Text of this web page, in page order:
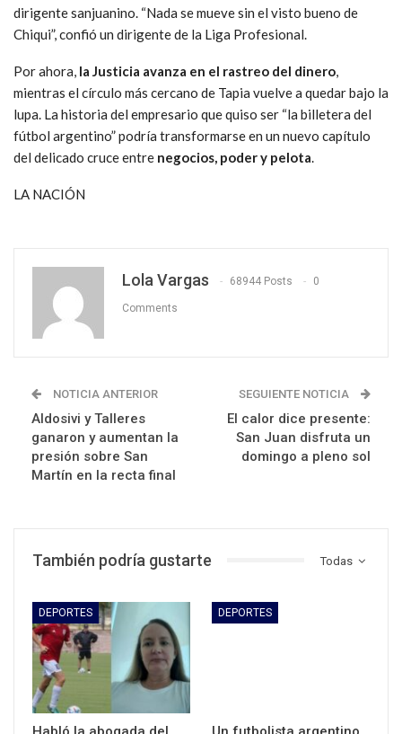
dirigente sanjuanino. “Nada se mueve sin el visto bueno de
Chiqui”, confió un dirigente de la Liga Profesional.
Por ahora, la Justicia avanza en el rastreo del dinero,
mientras el círculo más cercano de Tapia vuelve a quedar bajo la
lupa. La historia del empresario que quiso ser “la billetera del
fútbol argentino” podría transformarse en un nuevo capítulo
del delicado cruce entre negocios, poder y pelota.
LA NACIÓN
Lola Vargas 68944 Posts 0
Comments
NOTICIA ANTERIOR
Aldosivi y Talleres
ganaron y aumentan la
presión sobre San
Martín en la recta final
SEGUIENTE NOTICIA
El calor dice presente:
San Juan disfruta un
domingo a pleno sol
Todas
También podría gustarte
DEPORTES DEPORTES